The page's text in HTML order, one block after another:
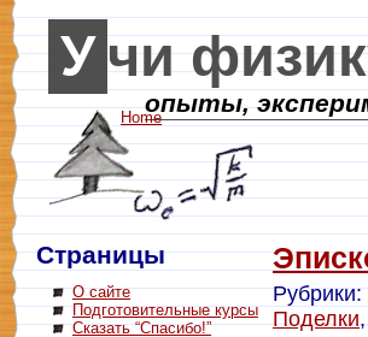
Страницы
О сайте
Подготовительные курсы
Сказать “Спасибо!”
Рубрики:
Поделки
Учи
опыты,
Home